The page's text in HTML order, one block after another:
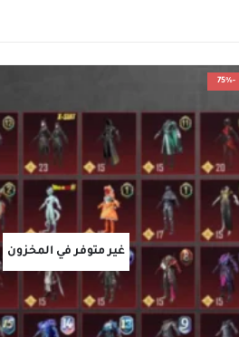
-75%
غير متوفر في المخزون